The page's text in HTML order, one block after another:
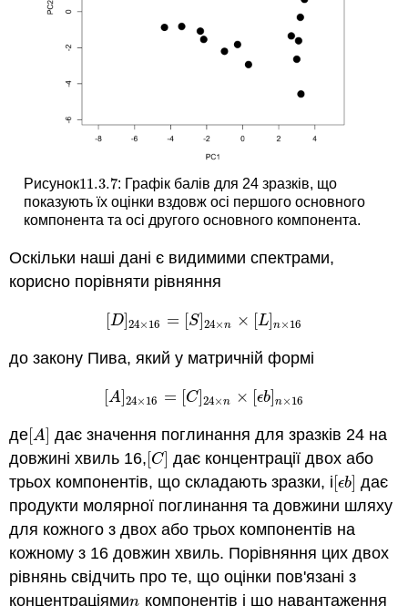
Рисунок11.3.7
11.3.7: Графік балів для 24 зразків, що
показують їх оцінки вздовж осі першого основного
компонента та осі другого основного компонента.
Оскільки наші дані є видимими спектрами,
корисно порівняти рівняння
D] 24×16 = S] 24×n × L] n×16
D] 24×16= S] 24× n× L]n×16
до закону Пива, який у матричній формі
A] 24×16 = C] 24×n × [ϵb ]n×16
A] 24×16= C] 24×n× ϵb] n×16
де [A
[A] дає значення поглинання для зразків 24 на
довжині хвиль 16, C
C] дає концентрації двох або
трьох компонентів, що складають зразки, і [ϵb
[ϵb дає
продукти молярної поглинання та довжини шляху
для кожного з двох або трьох компонентів на
кожному з 16 довжин хвиль. Порівняння цих двох
рівнянь свідчить про те, що оцінки пов'язані з
концентраціямиn
n компонентів і що навантаження